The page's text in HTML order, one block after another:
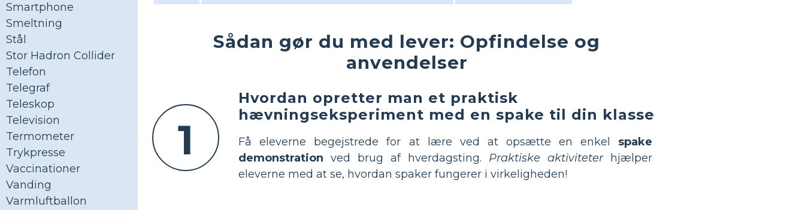
Smartphone
Smeltning
Stål
Stor Hadron Collider
Telefon
Telegraf
Teleskop
Television
Termometer
Trykpresse
Vaccinationer
Vanding
Varmluftballon
Sådan gør du med lever: Opfindelse og
anvendelser
1
Hvordan opretter man et praktisk
hævningseksperiment med en spake til din klasse
Få eleverne begejstrede for at lære ved at opsætte en enkel spake
demonstration ved brug af hverdagsting. Praktiske aktiviteterhjælper
eleverne med at se, hvordan spaker fungerer i virkeligheden!